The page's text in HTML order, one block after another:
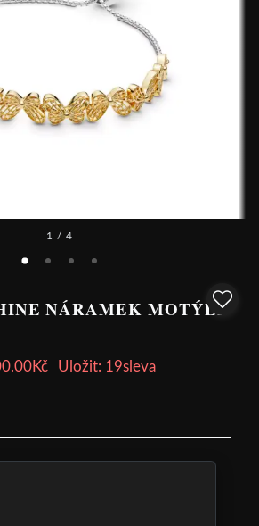
1 / 4
NÁRAMEK MOTÝLI
Uložit: 19sleva